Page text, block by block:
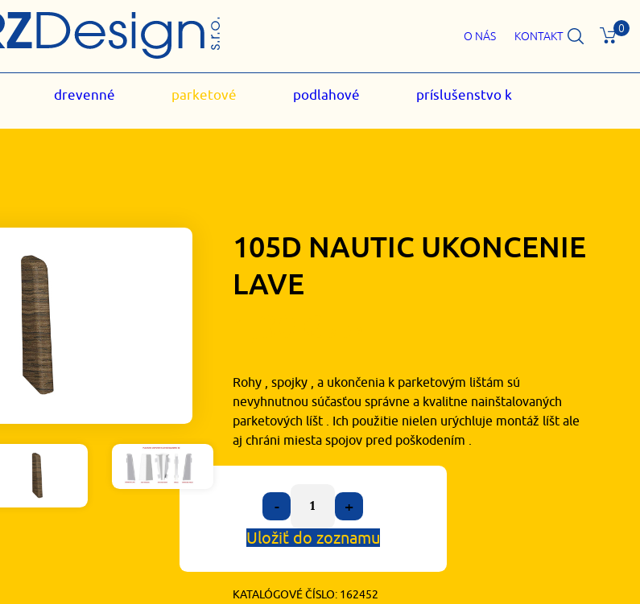
O NÁS KONTAKT
0
drevenné parketové podlahové príslušenstvo k
105D NAUTIC UKONCENIE
LAVE
Rohy , spojky , a ukončenia k parketovým lištám sú
nevyhnutnou súčasťou správne a kvalitne nainštalovaných
parketových líšt . Ich použitie nielen urýchluje montáž líšt ale
aj chráni miesta spojov pred poškodením .
-
+
Uložiť do zoznamu
KATALÓGOVÉ ČÍSLO: 162452